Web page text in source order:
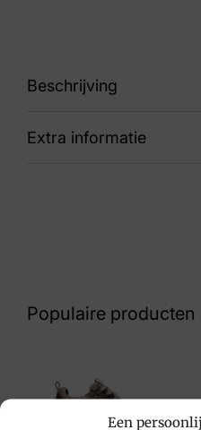
Een
Beschrijving
91 LM321410-5129
Extra informatie
Merk
Populaire producten